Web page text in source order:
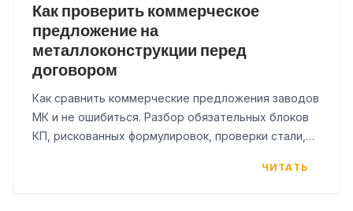
Как проверить коммерческое
предложение на
металлоконструкции перед
договором
Как сравнить коммерческие предложения заводов
МК и не ошибиться. Разбор обязательных блоков
КП, рискованных формулировок, проверки стали,
ЧИТАТЬ